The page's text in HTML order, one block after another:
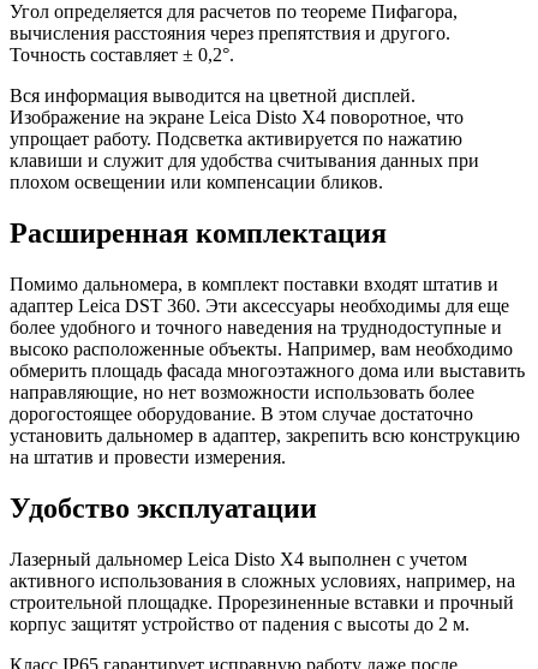
Угол определяется для расчетов по теореме Пифагора,
вычисления расстояния через препятствия и другого.
Точность составляет ± 0,2°.
Вся информация выводится на цветной дисплей.
Изображение на экране Leica Disto X4 поворотное, что
упрощает работу. Подсветка активируется по нажатию
клавиши и служит для удобства считывания данных при
плохом освещении или компенсации бликов.
Расширенная комплектация
Помимо дальномера, в комплект поставки входят штатив и
адаптер Leica DST 360. Эти аксессуары необходимы для еще
более удобного и точного наведения на труднодоступные и
высоко расположенные объекты. Например, вам необходимо
обмерить площадь фасада многоэтажного дома или выставить
направляющие, но нет возможности использовать более
дорогостоящее оборудование. В этом случае достаточно
установить дальномер в адаптер, закрепить всю конструкцию
на штатив и провести измерения.
Удобство эксплуатации
Лазерный дальномер Leica Disto X4 выполнен с учетом
активного использования в сложных условиях, например, на
строительной площадке. Прорезиненные вставки и прочный
корпус защитят устройство от падения с высоты до 2 м.
Класс IP65 гарантирует исправную работу даже после